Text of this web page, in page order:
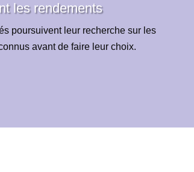
les rendements
poursuivent leur recherche sur les
avant de faire leur choix.